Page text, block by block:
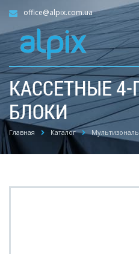
office@alpix.com.ua
КАССЕТНЫЕ
БЛОКИ
Главная Каталог